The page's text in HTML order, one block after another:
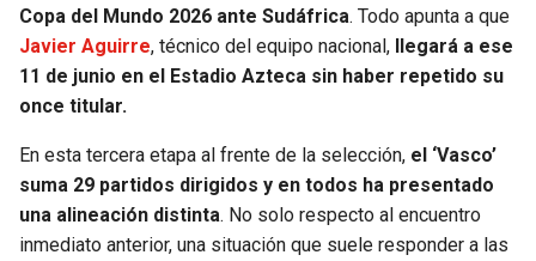
PACKERS
FALCONS
PANTHERS
TIMBERWOLVES
TRAIL BLAZERS
JAZZ
Copa del Mundo 2026 ante Sudáfrica. Todo apunta a que
Javier Aguirre, técnico del equipo nacional,
llegará a ese
11 de junio en el Estadio Azteca sin haber repetido su
once titular.
En esta tercera etapa al frente de la selección, el ‘Vasco’
suma 29 partidos dirigidos y en todos ha presentado
una alineación distinta. No solo respecto al encuentro
inmediato anterior, una situación que suele responder a las